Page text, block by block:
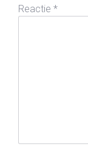
Reactie *